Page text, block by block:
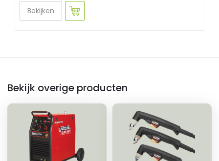
Bekijken
Bekijk overige producten